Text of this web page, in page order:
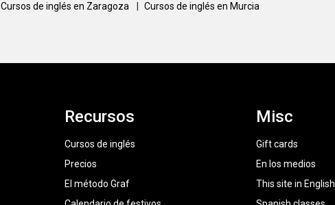
Cursos de inglés en Zaragoza Cursos de inglés en Murcia
Recursos
Cursos de inglés
Precios
El método Graf
Misc
Gift cards
En los medios
This site in English